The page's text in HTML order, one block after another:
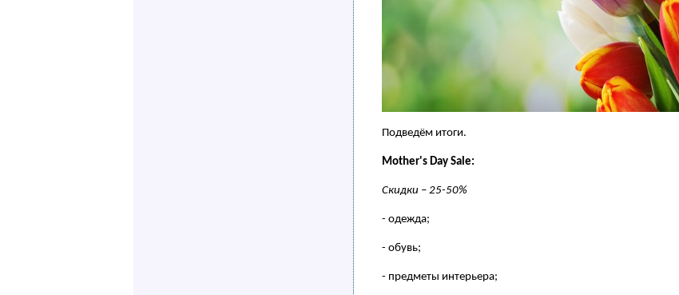
Подведём итоги.
Mother's Day Sale:
Скидки – 25-50%
- одежда;
- обувь;
- предметы интерьера;